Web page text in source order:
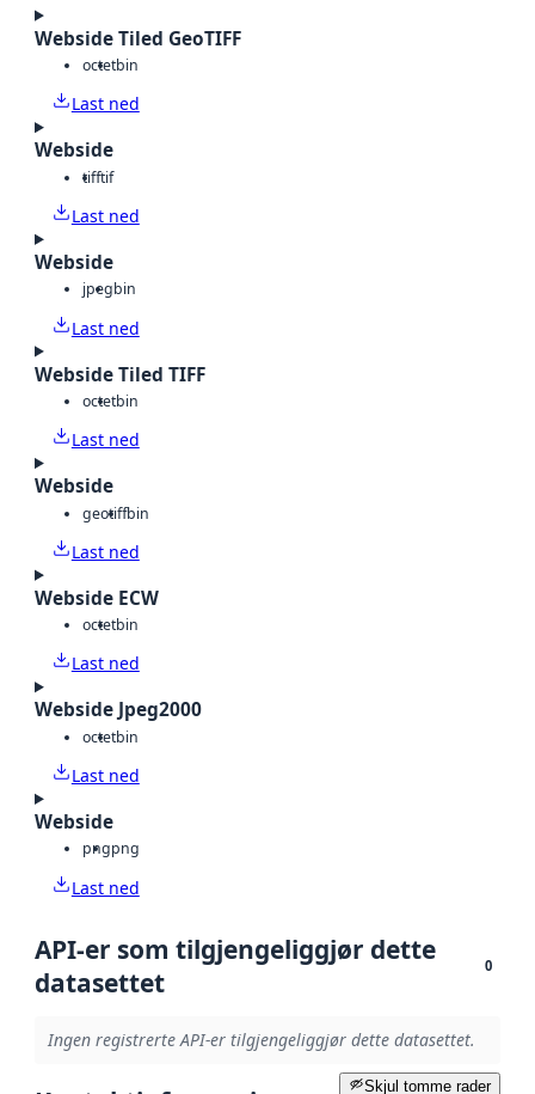
Webside Tiled GeoTIFF
octetbin
Last ned
Webside
tifftif
Last ned
Webside
jpegbin
Last ned
Webside Tiled TIFF
octetbin
Last ned
Webside
geotiffbin
Last ned
Webside ECW
octetbin
Last ned
Webside Jpeg2000
octetbin
Last ned
Webside
pngpng
Last ned
API-er som tilgjengeliggjør dette
datasettet
0
Ingen registrerte API-er tilgjengeliggjør dette datasettet.
Skjul tomme rader